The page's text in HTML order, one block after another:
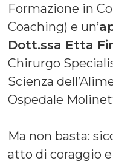
Formazione in
Coaching) e un’
Dott.ssa Etta
Chirurgo
Scienza
Ospedale
Ma non basta:
atto di coraggio